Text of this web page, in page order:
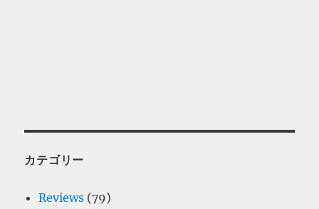
カテゴリー
Reviews (79)